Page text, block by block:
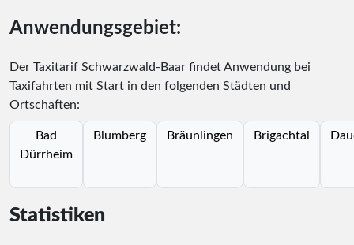
Anwendungsgebiet:
Der Taxitarif Schwarzwald-Baar findet Anwendung bei
Taxifahrten mit Start in den folgenden Städten und
Ortschaften:
Bad
Dürrheim
Blumberg Bräunlingen Brigachtal
Statistiken